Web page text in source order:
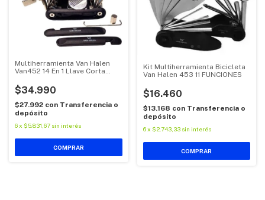
Multiherramienta Van Halen
Van452 14 En 1 Llave Corta
$34.990
$27.992 con Transferencia o
depósito
6x $5.831,67 sin interés
Kit Multiherramienta Bicicleta
Van Halen 453 11 FUNCIONES
$16.460
$13.168 con Transferencia o
depósito
6 x $2.743,33 sin interés